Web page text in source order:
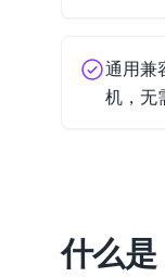
通用
机，无
什么是